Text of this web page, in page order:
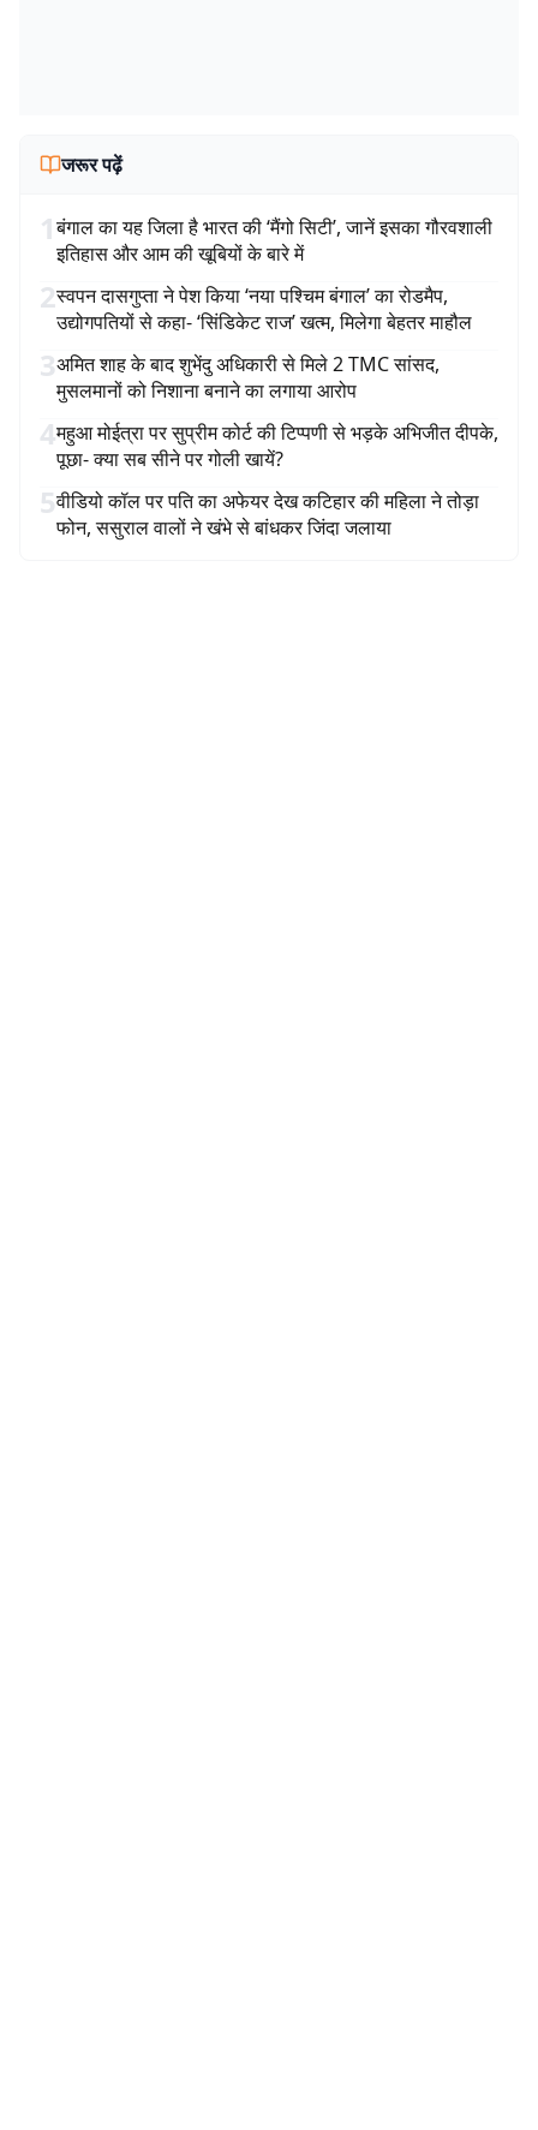
जरूर पढ़ें
1बंगाल का यह जिला है भारत की ‘मैंगो सिटी’, जानें इसका गौरवशाली
इतिहास और आम की खूबियों के बारे में
2स्वपन दासगुप्ता ने पेश किया ‘नया पश्चिम बंगाल’ का रोडमैप,
उद्योगपतियों से कहा- ‘सिंडिकेट राज’ खत्म, मिलेगा बेहतर माहौल
3अमित शाह के बाद शुभेंदु अधिकारी से मिले 2 TMC सांसद,
मुसलमानों को निशाना बनाने का लगाया आरोप
4महुआ मोईत्रा पर सुप्रीम कोर्ट की टिप्पणी से भड़के अभिजीत दीपके,
पूछा- क्या सब सीने पर गोली खायें?
5वीडियो कॉल पर पति का अफेयर देख कटिहार की महिला ने तोड़ा
फोन, ससुराल वालों ने खंभे से बांधकर जिंदा जलाया